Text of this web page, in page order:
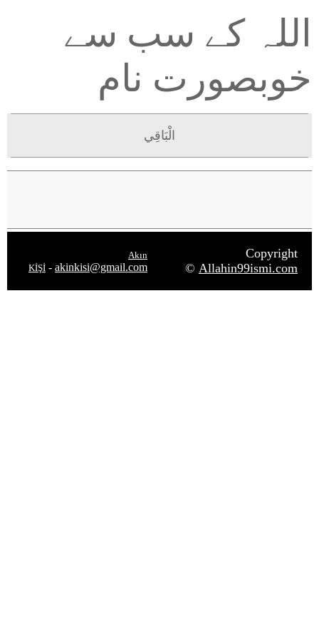
اللہ کے سب سے
خوبصورت نام
الْبَاقِي
Copyright
© Allahin99ismi.com
Akın
KİŞİ - akinkisi@gmail.com